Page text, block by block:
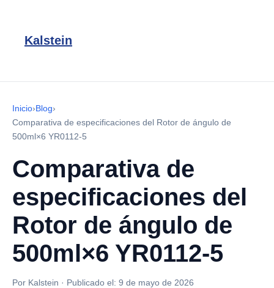
Kalstein
Inicio›Blog›
Comparativa de especificaciones del Rotor de ángulo de
500ml×6 YR0112-5
Comparativa de
especificaciones del
Rotor de ángulo de
500ml×6 YR0112-5
Por Kalstein · Publicado el: 9 de mayo de 2026